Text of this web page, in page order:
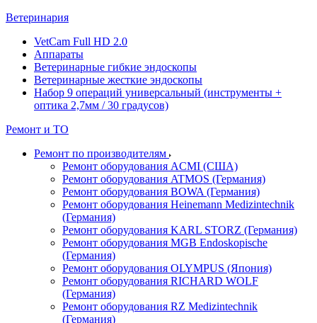
Ветеринария
VetCam Full HD 2.0
Аппараты
Ветеринарные гибкие эндоскопы
Ветеринарные жесткие эндоскопы
Набор 9 операций универсальный (инструменты +
оптика 2,7мм / 30 градусов)
Ремонт и ТО
Ремонт по производителям
Ремонт оборудования ACMI (США)
Ремонт оборудования ATMOS (Германия)
Ремонт оборудования BOWA (Германия)
Ремонт оборудования Heinemann Medizintechnik
(Германия)
Ремонт оборудования KARL STORZ (Германия)
Ремонт оборудования MGB Endoskopische
(Германия)
Ремонт оборудования OLYMPUS (Япония)
Ремонт оборудования RICHARD WOLF
(Германия)
Ремонт оборудования RZ Medizintechnik
(Германия)